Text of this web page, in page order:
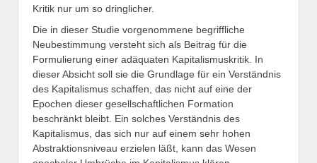
Kritik nur um so dringlicher.
Die in dieser Studie vorgenommene begriffliche
Neubestimmung versteht sich als Beitrag für die
Formulierung einer adäquaten Kapitalismuskritik. In
dieser Absicht soll sie die Grundlage für ein Verständnis
des Kapitalismus schaffen, das nicht auf eine der
Epochen dieser gesellschaftlichen Formation
beschränkt bleibt. Ein solches Verständnis des
Kapitalismus, das sich nur auf einem sehr hohen
Abstraktionsniveau erzielen läßt, kann das Wesen